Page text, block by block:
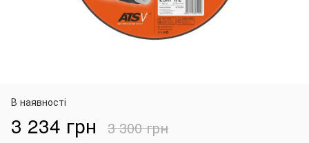
В наявності
3 234 грн 3 300 грн